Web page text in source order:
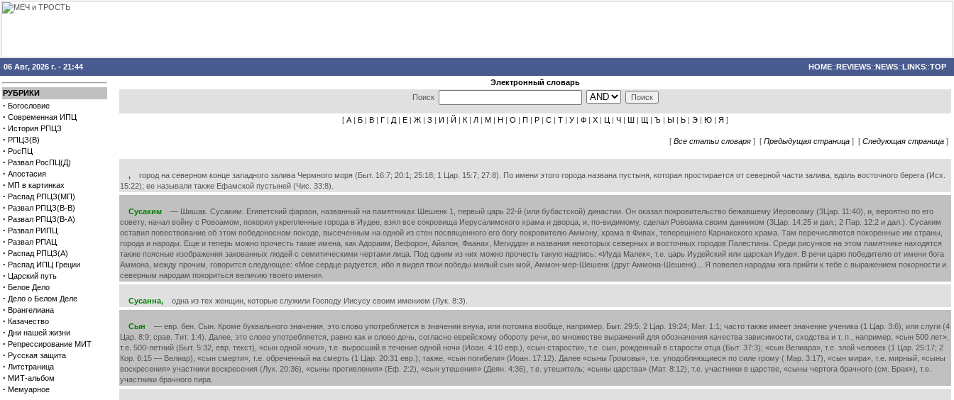
06 Авг, 2026 г. - 21:44 HOME::REVIEWS::NEWS::LINKS::TOP
РУБРИКИ
· Богословие
· Современная ИПЦ
· История РПЦЗ
· РПЦЗ(В)
· РосПЦ
· Развал РосПЦ(Д)
· Апостасия
· МП в картинках
· Распад РПЦЗ(МП)
· Развал РПЦЗ(В-В)
· Развал РПЦЗ(В-А)
· Развал РИПЦ
· Развал РПАЦ
· Распад РПЦЗ(А)
· Распад ИПЦ Греции
· Царский путь
· Белое Дело
· Дело о Белом Деле
· Врангелиана
· Казачество
· Дни нашей жизни
· Репрессирование МИТ
· Русская защита
· Литстраница
· МИТ-альбом
· Мемуарное
Электронный словарь
Поиск
[ А | Б | В | Г | Д | Е | Ж | З | И | Й | К | Л | М | Н | О | П | Р | С | Т | У | Ф | Х | Ц | Ч | Ш | Щ | Ъ | Ы | Ь | Э | Ю | Я ]
[ Все статьи словаря ] [ Предыдущая страница ] [ Следующая страница ]
, город на северном конце западного залива Чермного моря (Быт. 16:7; 20:1; 25:18; 1 Цар. 15:7; 27:8). По имени этого города названа пустыня, которая простирается от северной части залива, вдоль восточного берега (Исх.
15:22); ее называли также Ефамской пустыней (Чис. 33:8).
Сусаким — Шишак. Сусаким. Египетский фараон, названный на памятниках Шешенк 1, первый царь 22-й (или бубастской) династии. Он оказал покровительство бежавшему Иеровоаму (3Цар. 11:40), и, вероятно по его
совету, начал войну с Ровоамом, покорил укрепленные города в Иудее, взял все сокровища Иерусалимского храма и дворца, и, по-видимому, сделал Ровоама своим данником (3Цар. 14:25 и дал.; 2 Пар. 12:2 и дал.). Сусаким
оставил повествование об этом победоносном походе, высеченным на одной из стен посвященного его богу покровителю Аммону, храма в Фивах, теперешнего Карнакского храма. Там перечисляются покоренные им страны,
города и народы. Еще и теперь можно прочесть такие имена, как Адораим, Вефорон, Айалон, Фаанах, Мегиддон и названия некоторых северных и восточных городов Палестины. Среди рисунков на этом памятнике находятся
также поясные изображения закованных людей с семитическими чертами лица. Под одним из них можно прочесть такую надпись: «Иуда Малек», т.е. царь Иудейский или царская Иудея. В речи царю победителю от имени бога
Аммона, между прочим, говорится следующее: «Мое сердце радуется, ибо я видел твои победы милый сын мой, Аммон-мер-Шешенк (друг Аммона-Шешенк)... Я повелел народам юга прийти к тебе с выражением покорности и
северным народам покориться величию твоего имени».
Сусанна, одна из тех женщин, которые служили Господу Иисусу своим имением (Лук. 8:3).
Сын — евр. бен. Сын. Кроме буквального значения, это слово употребляется в значении внука, или потомка вообще, например, Быт. 29:5; 2 Цар. 19:24; Мат. 1:1; часто также имеет значение ученика (1 Цар. 3:6), или слуги (4
Цар. 8:9; срав. Тит. 1:4). Далее, это слово употребляется, равно как и слово дочь, согласно еврейскому обороту речи, во множестве выражений для обозначения качества зависимости, сходства и т. п., например, «сын 500 лет»,
т.е. 500-летний (Быт. 5:32, евр. текст), «сын одной ночи», т.е. выросший в течение одной ночи (Иоан. 4:10 евр.), «сын старости», т.е. сын, рожденный в старости отца (Быт. 37:3); «сын Велиара», т.е. злой человек (1 Цар. 25:17; 2
Кор. 6:15 — Велиар), «сын смерти», т.е. обреченный на смерть (1 Цар. 20:31 евр.); также, «сын погибели» (Иоан. 17:12). Далее «сыны Громовы», т.е. уподобляющиеся по силе грому ( Map. 3:17), «сын мира», т.е. мирный, «сыны
воскресения» участники воскресения (Лук. 20:36), «сыны противления» (Еф. 2:2), «сын утешения» (Деян. 4:36), т.е. утешитель; «сыны царства» (Мат. 8:12), т.е. участники в царстве, «сыны чертога брачного (см. Брак»), т.е.
участники брачного пира.